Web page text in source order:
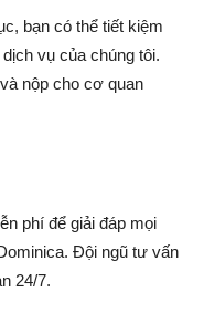
bạn có thể tiết kiệm
vụ của chúng tôi.
nộp cho cơ quan
phí để giải đáp mọi
Đội ngũ tư vấn
24/7.